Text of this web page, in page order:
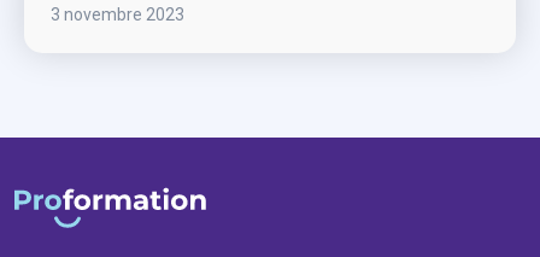
3 novembre 2023